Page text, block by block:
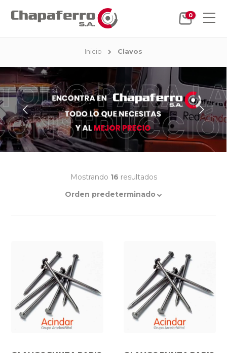
0
Inicio Clavos
Mostrando 16 resultados
Orden predeterminado